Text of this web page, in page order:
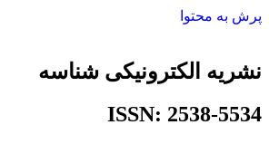
پرش به محتوا
نشریه الکترونیکی شناسه
ISSN: 2538-5534​